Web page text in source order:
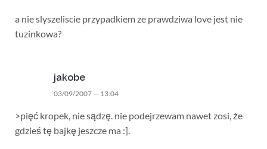
a nie slyszeliscie przypadkiem ze prawdziwa love jest nie
tuzinkowa?
jakobe
03/09/2007 — 13:04
>pięć kropek, nie sądzę. nie podejrzewam nawet zosi, że
gdzieś tę bajkę jeszcze ma :].